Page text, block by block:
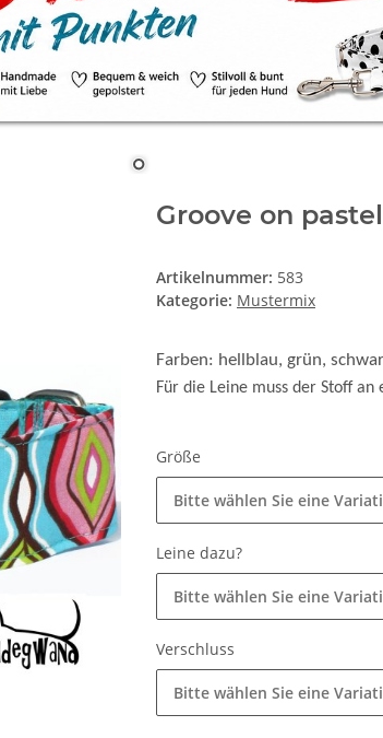
Groove on
Artikelnummer: 583
Kategorie: Mustermix
Farben: hellblau, grün,
Für die Leine muss der Stoff
Größe
Bitte wählen Sie eine
Leine dazu?
Bitte wählen Sie eine
Verschluss
Bitte wählen Sie eine